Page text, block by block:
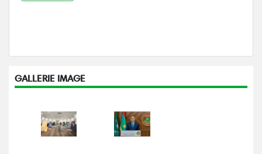
GALLERIE IMAGE